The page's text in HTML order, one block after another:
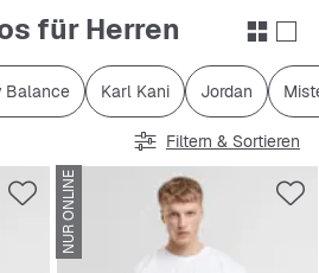
für Herren
Balance Karl Kani Jordan
Filtern & Sortieren
NUR ONLINE